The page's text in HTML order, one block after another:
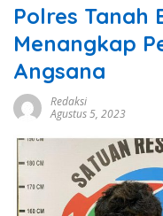
Polres Tanah
Menangkap
Angsana
Redaksi
Agustus 5, 2023